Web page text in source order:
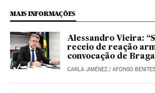
MAIS INFORMAÇÕES
Alessandro Vieira:
receio de reação
convocação de
CARLA JIMÉNEZ / AFONSO BENITES